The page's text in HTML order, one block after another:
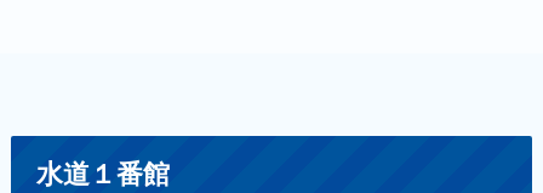
水道１番館